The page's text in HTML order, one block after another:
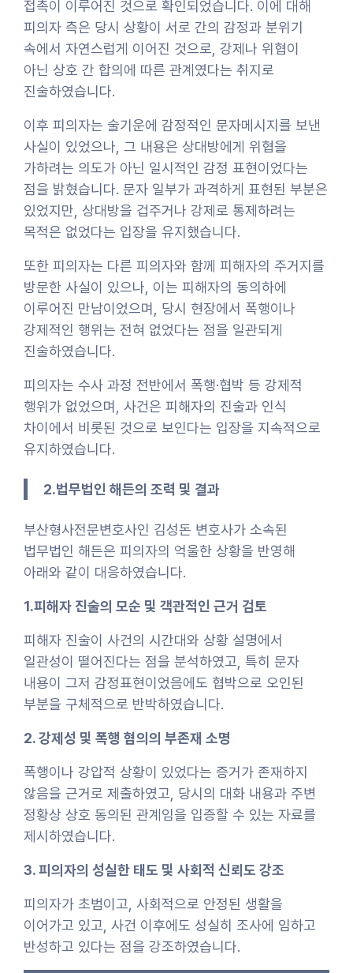
접촉이 이루어진 것으로 확인되었습니다. 이에 대해
피의자 측은 당시 상황이 서로 간의 감정과 분위기
속에서 자연스럽게 이어진 것으로, 강제나 위협이
아닌 상호 간 합의에 따른 관계였다는 취지로
진술하였습니다.
이후 피의자는 술기운에 감정적인 문자메시지를 보낸
사실이 있었으나, 그 내용은 상대방에게 위협을
가하려는 의도가 아닌 일시적인 감정 표현이었다는
점을 밝혔습니다. 문자 일부가 과격하게 표현된 부분은
있었지만, 상대방을 겁주거나 강제로 통제하려는
목적은 없었다는 입장을 유지했습니다.
또한 피의자는 다른 피의자와 함께 피해자의 주거지를
방문한 사실이 있으나, 이는 피해자의 동의하에
이루어진 만남이었으며, 당시 현장에서 폭행이나
강제적인 행위는 전혀 없었다는 점을 일관되게
진술하였습니다.
피의자는 수사 과정 전반에서 폭행·협박 등 강제적
행위가 없었으며, 사건은 피해자의 진술과 인식
차이에서 비롯된 것으로 보인다는 입장을 지속적으로
유지하였습니다.
2.법무법인 해든의 조력 및 결과
부산형사전문변호사인 김성돈 변호사가 소속된
법무법인 해든은 피의자의 억울한 상황을 반영해
아래와 같이 대응하였습니다.
1.피해자 진술의 모순 및 객관적인 근거 검토
피해자 진술이 사건의 시간대와 상황 설명에서
일관성이 떨어진다는 점을 분석하였고, 특히 문자
내용이 그저 감정표현이었음에도 협박으로 오인된
부분을 구체적으로 반박하였습니다.
2. 강제성 및 폭행 혐의의 부존재 소명
폭행이나 강압적 상황이 있었다는 증거가 존재하지
않음을 근거로 제출하였고, 당시의 대화 내용과 주변
정황상 상호 동의된 관계임을 입증할 수 있는 자료를
제시하였습니다.
3. 피의자의 성실한 태도 및 사회적 신뢰도 강조
피의자가 초범이고, 사회적으로 안정된 생활을
이어가고 있고, 사건 이후에도 성실히 조사에 임하고
반성하고 있다는 점을 강조하였습니다.